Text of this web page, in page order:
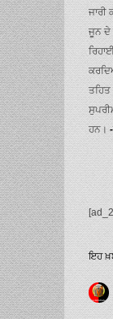
ਜਾਰੀ
ਜੂਨ ਦੇ
ਤਹਿਤ
ਹਨ।
ਇਹ